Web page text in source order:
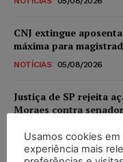
CNJ extingue
máxima para
NOTÍCIAS 05/08/2026
Justiça de SP rejeita
Moraes contra
Usamos cookies
experiência mais